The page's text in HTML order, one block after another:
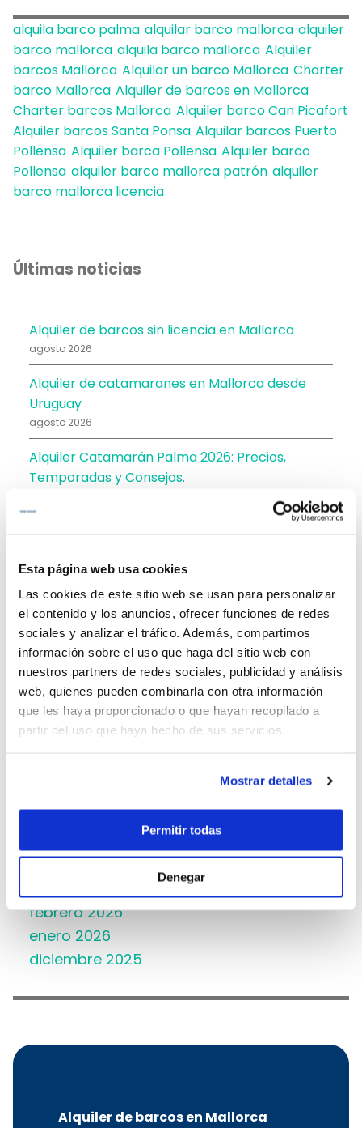
Esta página web usa cookies
Las cookies de este sitio web se usan para personalizar
el contenido y los anuncios, ofrecer funciones de redes
sociales y analizar el tráfico. Además, compartimos
información sobre el uso que haga del sitio web con
nuestros partners de redes sociales, publicidad y análisis
web, quienes pueden combinarla con otra información
que les haya proporcionado o que hayan recopilado a
partir del uso que haya hecho de sus servicios.
Mostrar detalles
Permitir todas
Denegar
alquila barco palma alquilar barco mallorca alquiler
barco mallorca alquila barco mallorca Alquiler
barcos Mallorca Alquilar un barco Mallorca Charter
barco Mallorca Alquiler de barcos en Mallorca
Charter barcos Mallorca Alquiler barco Can Picafort
Alquiler barcos Santa Ponsa Alquilar barcos Puerto
Pollensa Alquiler barca Pollensa Alquiler barco
Pollensa alquiler barco mallorca patrón alquiler
barco mallorca licencia
Últimas noticias
Alquiler de barcos sin licencia en Mallorca
agosto 2026
Alquiler de catamaranes en Mallorca desde
Uruguay
agosto 2026
Alquiler Catamarán Palma 2026: Precios,
Temporadas y Consejos.
2026
Archivo
abril 2026
febrero 2026
enero 2026
diciembre 2025
Alquiler de barcos en Mallorca